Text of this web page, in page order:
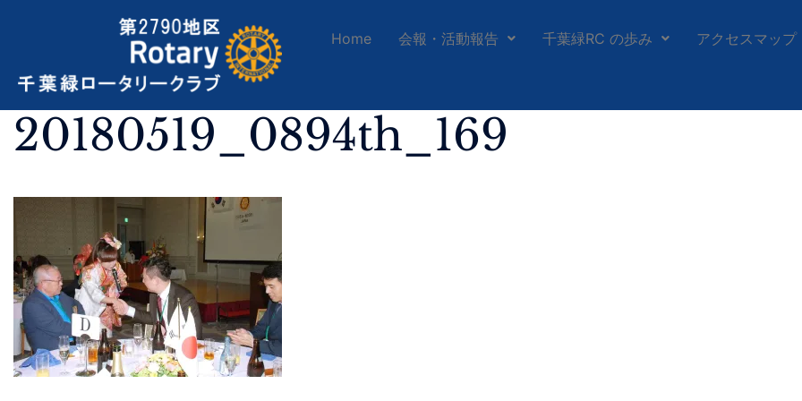
Home 会報・活動報告 千葉緑RC の歩み アクセスマップ
20180519_0894th_169